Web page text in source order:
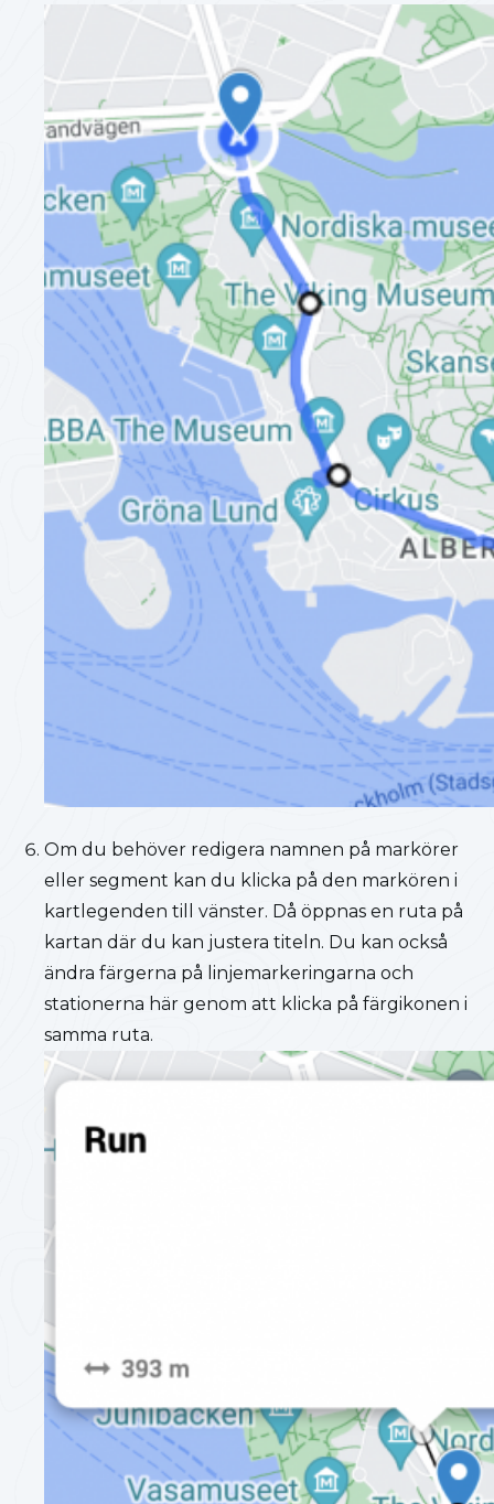
Om du behöver redigera namnen på markörer
eller segment kan du klicka på den markören i
kartlegenden till vänster. Då öppnas en ruta på
kartan där du kan justera titeln. Du kan också
ändra färgerna på linjemarkeringarna och
stationerna här genom att klicka på färgikonen i
samma ruta.